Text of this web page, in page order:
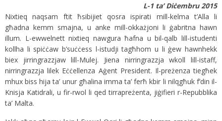
L-1 ta’ Diċembru 2015
Nixtieq naqsam ftit ħsibijiet qosra ispirati mill-kelma t’Alla li
għadna kemm smajna, u anke mill-okkażjoni li ġabritna hawn
illum. L-ewwelnett nixtieq nawgura ħafna u bil-qalb lill-istudenti
kollha li spiċċaw b’suċċess l-istudji tagħhom u li ġew hawnhekk
biex jirringrazzjaw lill-Mulej. Jiena nirringrazzja wkoll lill-istaff,
nirringrazzja lilek Eċċellenza Aġent President. Il-preżenza tiegħek
mhux biss hija ta’ unur għalina imma ta’ ferħ kbir li nilqgħuk f’din il-
Knisja Katidrali, u fir-rwol li qed tirrapreżenta, jiġifieri r-Repubblika
ta’ Malta.